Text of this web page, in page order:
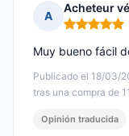
A
Acheteur
Nota: 5 de 5
Publicado el 18/03/
tras una compra de
Muy bueno fácil
Opinión traducida